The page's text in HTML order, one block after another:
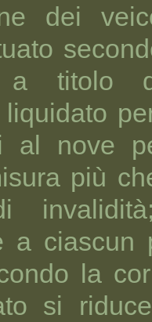
dei
a titolo
al nove
più
di
a
la
si